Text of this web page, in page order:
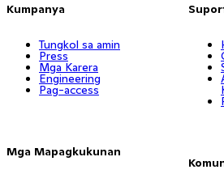
Kumpanya
Tungkol sa amin
Press
Mga Karera
Engineering
Pag-access
Mga Mapagkukunan